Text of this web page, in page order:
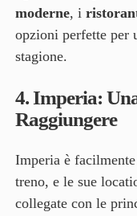
moderne, i
opzioni perfette per
stagione.
4.Imperia:
Raggiungere
Imperia è
treno, e le sue
collegate con le